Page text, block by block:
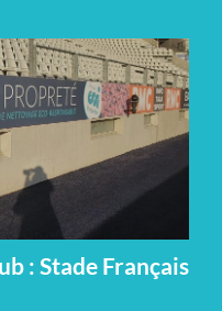
: Stade Français